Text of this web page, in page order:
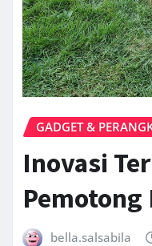
GADGET &
Inovasi
bella.salsabila